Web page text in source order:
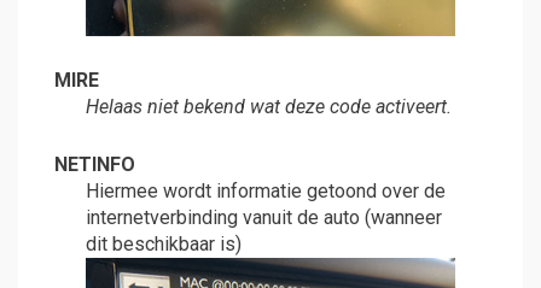
MIRE
Helaas niet bekend wat deze code activeert.
NETINFO
Hiermee wordt informatie getoond over de
internetverbinding vanuit de auto (wanneer
dit beschikbaar is)